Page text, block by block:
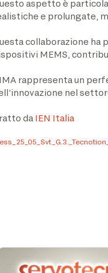
aspetto è
e prolungate,
collaborazione ha
MEMS,
rappresenta un
nel
da IEN Italia